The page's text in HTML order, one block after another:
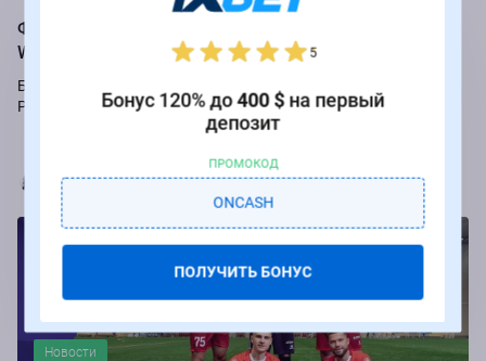
Фрибеты до 250 000 рублей за ставки на РПЛ от БК
Winline
Букмекер Winline подарит бесплатные ставки за пари на игры
Российской Премьер-лиги.
Марья Коробач
Новости
5
Бонус 120% до400 $на первый
депозит
ПРОМОКОД
ONCASH
ПОЛУЧИТЬ БОНУС